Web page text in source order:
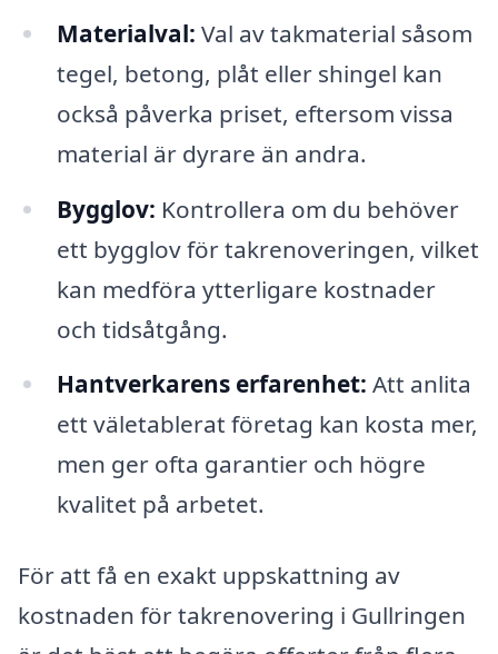
Materialval: Val av takmaterial såsom
tegel, betong, plåt eller shingel kan
också påverka priset, eftersom vissa
material är dyrare än andra.
Bygglov: Kontrollera om du behöver
ett bygglov för takrenoveringen, vilket
kan medföra ytterligare kostnader
och tidsåtgång.
Hantverkarens erfarenhet: Att anlita
ett väletablerat företag kan kosta mer,
men ger ofta garantier och högre
kvalitet på arbetet.
För att få en exakt uppskattning av
kostnaden för takrenovering i Gullringen